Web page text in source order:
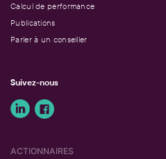
Calcul de performance
Publications
Parler à un conseiller
Suivez-nous
ACTIONNAIRES